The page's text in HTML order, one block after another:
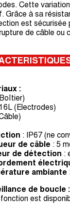
Cette
Grâce à sa
est sécurisée
de câble ou
:
(Electrodes)
: IP67 (ne
de câble : 5
de détection :
ambiante
de boucle :
est